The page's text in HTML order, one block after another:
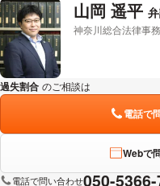
山岡 遥平
神奈川総合法律事
過失割合 のご相談は
電話で
Webで
電話で問い合わせ050-